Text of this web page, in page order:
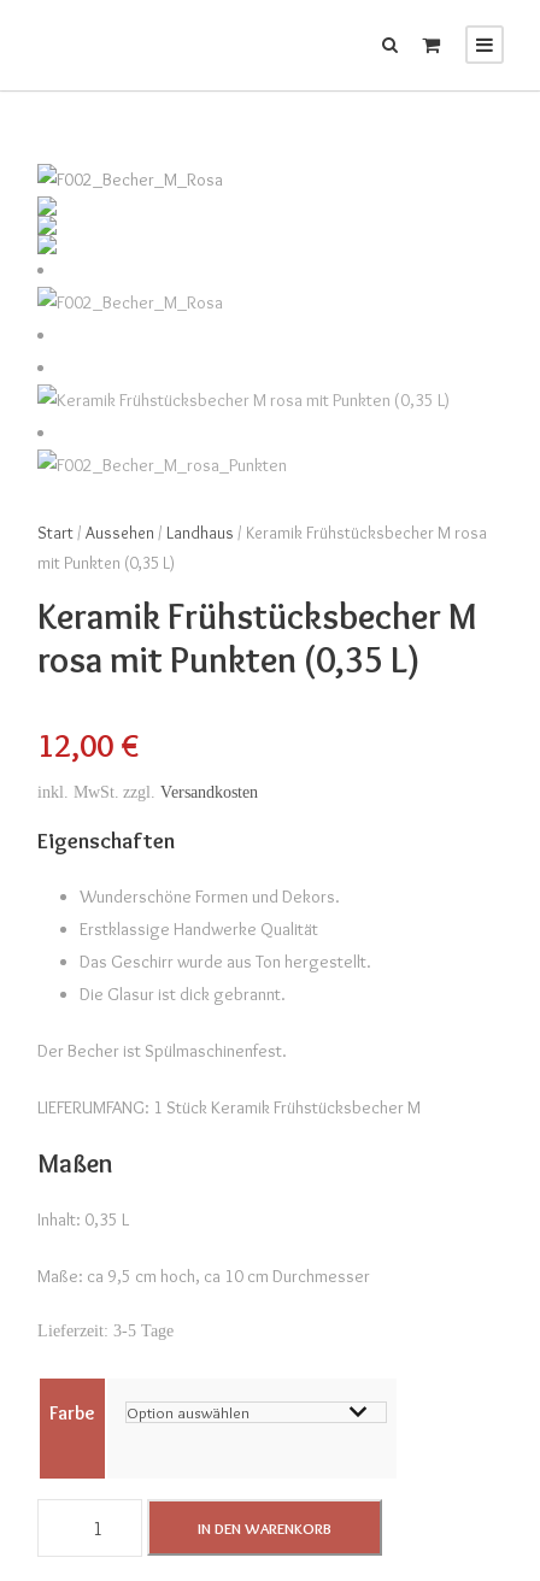
Start/ Aussehen / Landhaus / Keramik Frühstücksbecher M rosa
mit Punkten (0,35 L)
Keramik Frühstücksbecher M
rosa mit Punkten (0,35 L)
12,00 €
inkl. MwSt. zzgl. Versandkosten
Eigenschaften
Wunderschöne Formen und Dekors.
Erstklassige Handwerke Qualität
Das Geschirr wurde aus Ton hergestellt.
Die Glasur ist dick gebrannt.
Der Becher ist Spülmaschinenfest.
LIEFERUMFANG: 1 Stück Keramik Frühstücksbecher M
Maßen
Inhalt: 0,35 L
Maße: ca 9,5 cm hoch, ca 10 cm Durchmesser
Lieferzeit: 3-5 Tage
Farbe
IN DEN WARENKORB